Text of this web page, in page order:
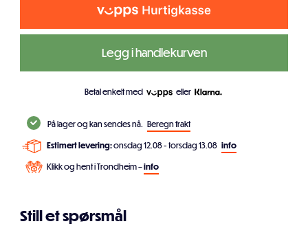
Legg i handlekurven
Betal enkelt med eller
På lager og kan sendes nå. Beregn frakt
Estimert levering:onsdag 12.08 - torsdag 13.08 info
Klikk og hent i Trondheim –info
Still et spørsmål